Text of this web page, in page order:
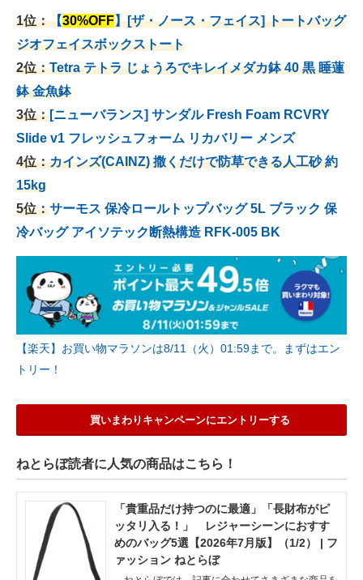
1位：【30%OFF】[ザ・ノース・フェイス] トートバッグ
ジオフェイスボックストート
2位：Tetra テトラ じょうろでキレイメダカ鉢 40 黒 睡蓮
鉢 金魚鉢
3位：[ニューバランス] サンダル Fresh Foam RCVRY
Slide v1 フレッシュフォーム リカバリー メンズ
4位：カインズ(CAINZ) 撒くだけで防草できる人工砂 約
15kg
5位：サーモス 保冷ロールトップバッグ 5L ブラック 保
冷バッグ アイソテック断熱構造 RFK-005 BK
【楽天】お買い物マラソンは8/11（火）01:59まで。まずはエン
トリー！
買いまわりキャンペーンにエントリーする
ねとらぼ読者に人気の商品はこちら！
「貴重品だけ持つのに最適」「長財布がピ
ッタリ入る！」 レジャーシーンにおすす
めのバッグ5選【2026年7月版】（1/2） | フ
ァッション ねとらぼ